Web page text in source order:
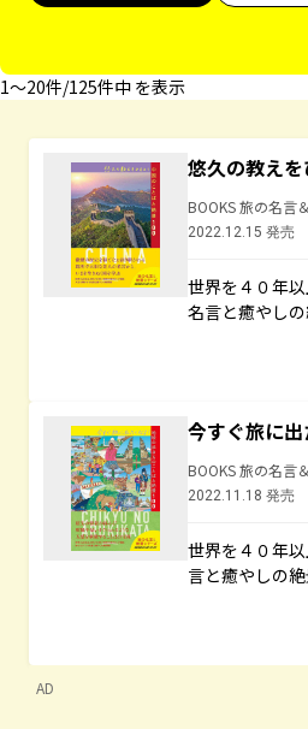
1〜20件/125件中 を表示
悠久の教え
BOOKS 旅の名言
2022.12.15 発売
世界を４０年
名言と癒やし
今すぐ旅に
BOOKS 旅の名言
2022.11.18 発売
世界を４０年
言と癒やしの
AD